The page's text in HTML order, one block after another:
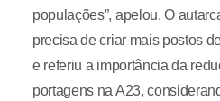
populações”, apelou. O
precisa de criar mais postos
e referiu a importância da
portagens na A23,